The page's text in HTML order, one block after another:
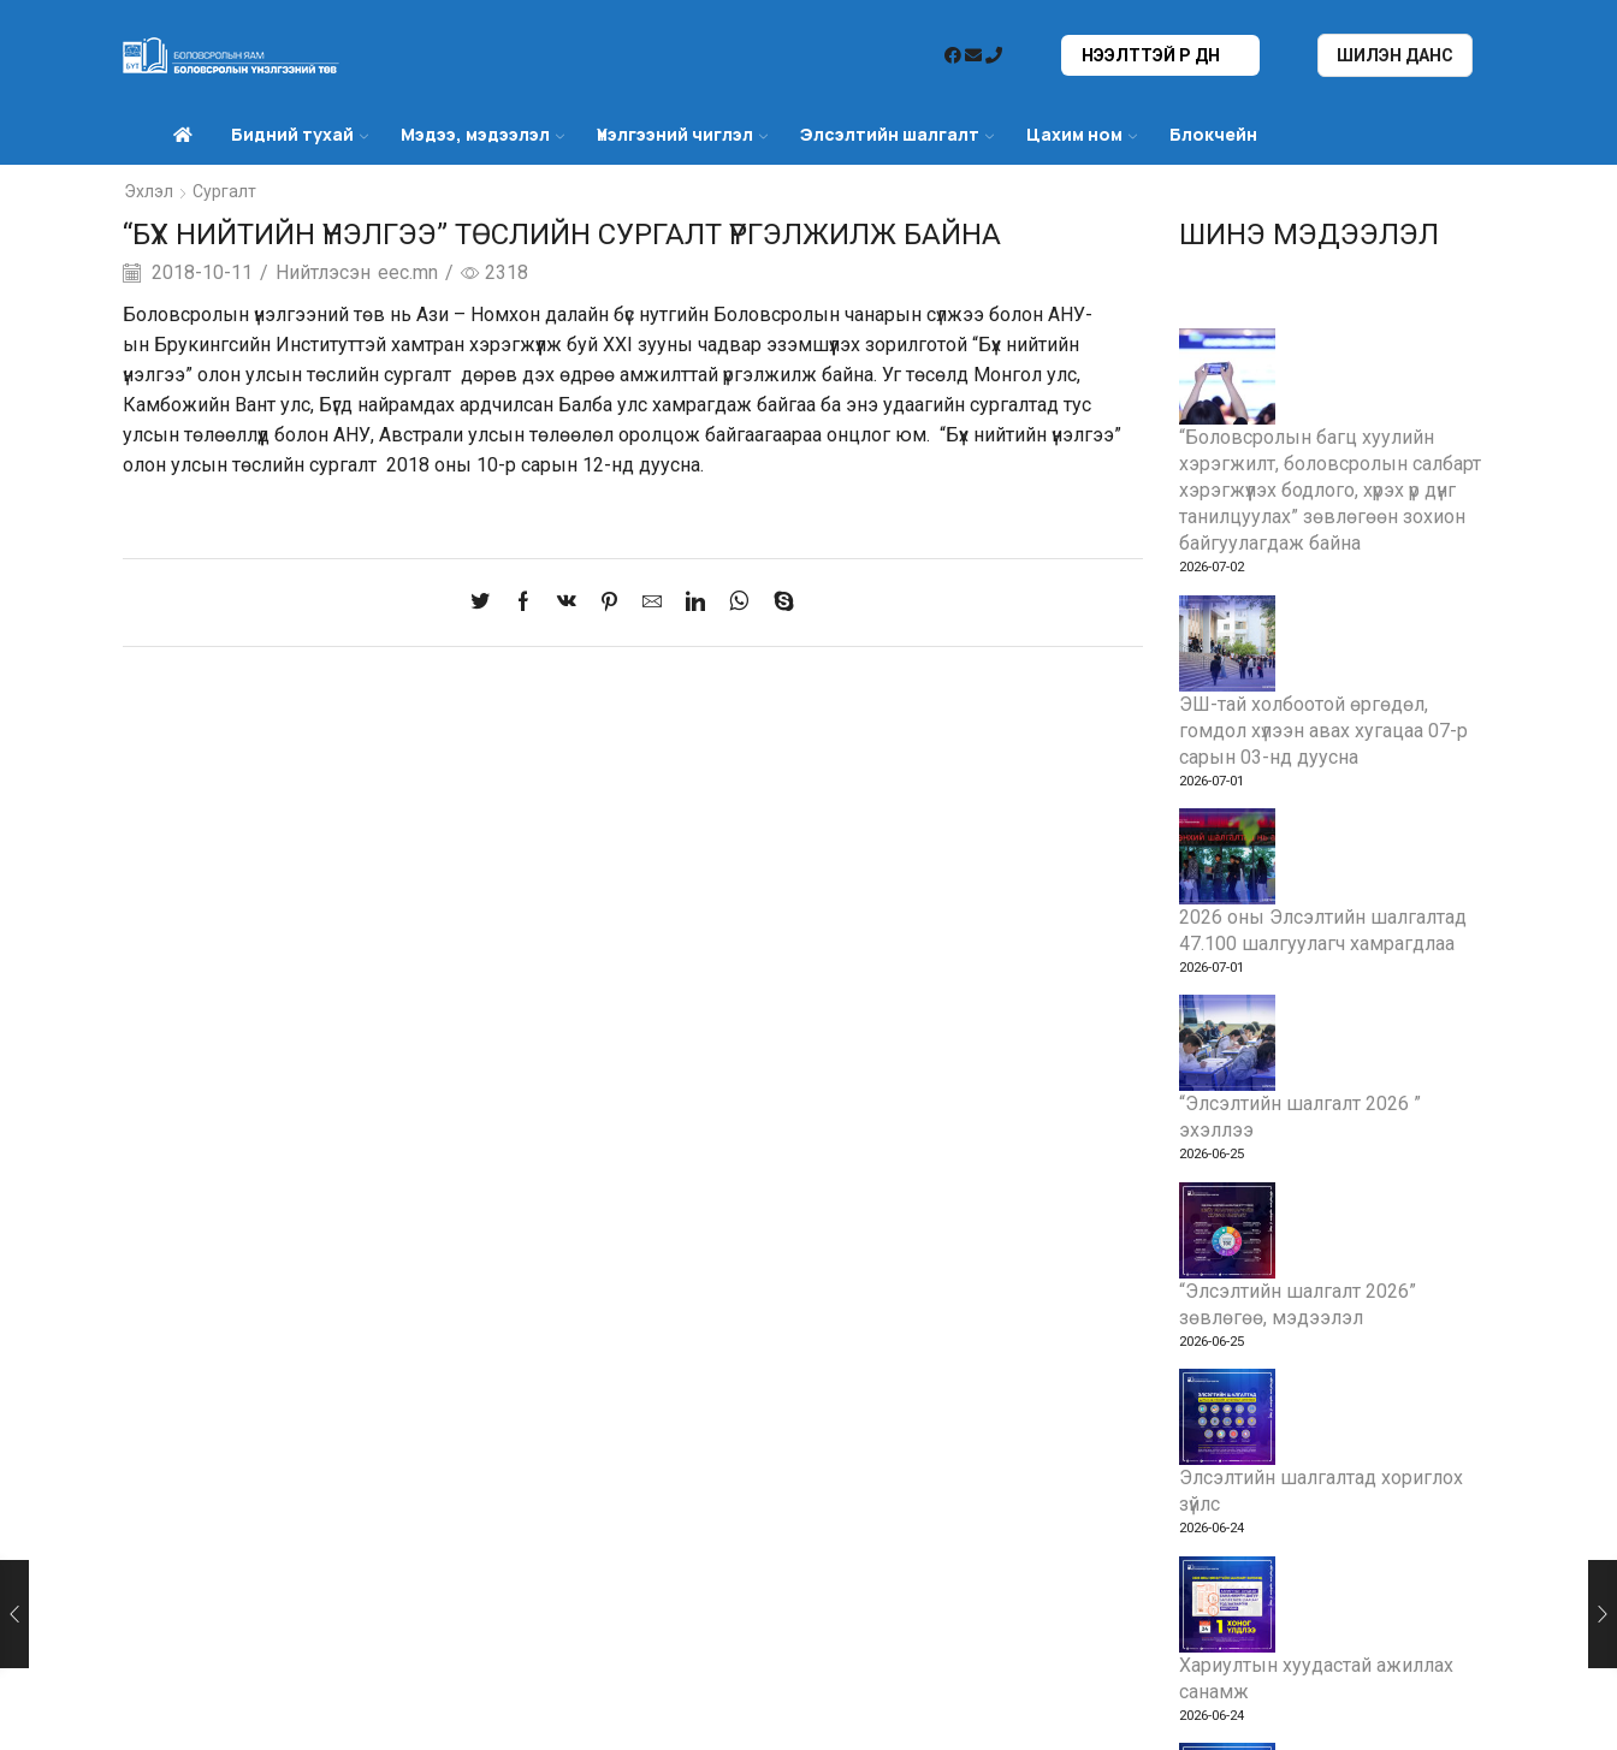
НЭЭЛТТЭЙ ҮР ДҮН ШИЛЭН ДАНС
Бидний тухай Мэдээ, мэдээлэл Үнэлгээний чиглэл Элсэлтийн шалгалт Цахим ном Блокчейн
Эхлэл Сургалт
“БҮХ НИЙТИЙН ҮНЭЛГЭЭ” ТӨСЛИЙН СУРГАЛТ ҮРГЭЛЖИЛЖ БАЙНА
2018-10-11 / Нийтлэсэн eec.mn /
2318
Боловсролын үнэлгээний төв нь Ази – Номхон далайн бүс нутгийн Боловсролын чанарын сүлжээ болон АНУ-
ын Брукингсийн Институттэй хамтран хэрэгжүүлж буй ХХI зууны чадвар эзэмшүүлэх зорилготой “Бүх нийтийн
үнэлгээ” олон улсын төслийн сургалт дөрөв дэх өдрөө амжилттай үргэлжилж байна. Уг төсөлд Монгол улс,
Камбожийн Вант улс, Бүгд найрамдах ардчилсан Балба улс хамрагдаж байгаа ба энэ удаагийн сургалтад тус
улсын төлөөллүүд болон АНУ, Австрали улсын төлөөлөл оролцож байгаагаараа онцлог юм. “Бүх нийтийн үнэлгээ”
олон улсын төслийн сургалт 2018 оны 10-р сарын 12-нд дуусна.
ШИНЭ МЭДЭЭЛЭЛ
“Боловсролын багц хуулийн
хэрэгжилт, боловсролын салбарт
хэрэгжүүлэх бодлого, хүрэх үр дүнг
танилцуулах” зөвлөгөөн зохион
байгуулагдаж байна
2026-07-02
ЭШ-тай холбоотой өргөдөл,
гомдол хүлээн авах хугацаа 07-р
сарын 03-нд дуусна
2026-07-01
2026 оны Элсэлтийн шалгалтад
47.100 шалгуулагч хамрагдлаа
2026-07-01
“Элсэлтийн шалгалт 2026 ”
эхэллээ
2026-06-25
“Элсэлтийн шалгалт 2026”
зөвлөгөө, мэдээлэл
2026-06-25
Элсэлтийн шалгалтад хориглох
зүйлс
2026-06-24
Хариултын хуудастай ажиллах
санамж
2026-06-24